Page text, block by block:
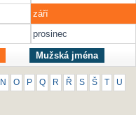
září
prosinec
Mužská jména
N O P Q R Ř S Š U